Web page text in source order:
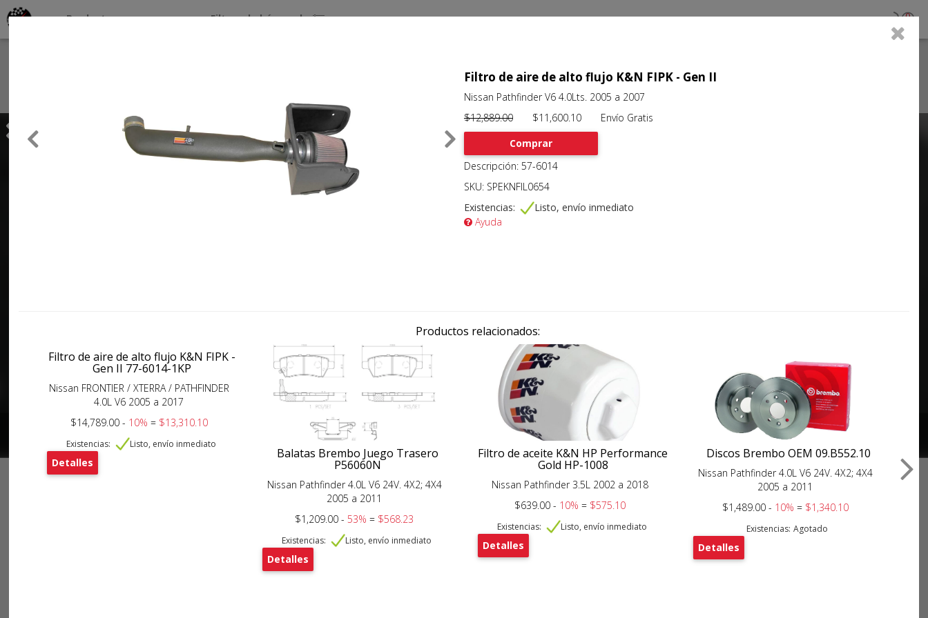
Clients
Productos por marcas Filtros de búsqueda 0
Previous
Filtro de aire de alto flujo K&N FIPK - Gen II
Nissan Pathfinder V6 4.0Lts. 2005 a 2007
$12,889.00$11,600.10 Envío Gratis
Comprar
Descripción: 57-6014
SKU: SPEKNFIL0654
Existencias:
Listo, envío inmediato
Ayuda
Productos relacionados:
Filtro de aire de alto flujo K&N FIPK -
Gen II 77-6014-1KP
Nissan FRONTIER / XTERRA / PATHFINDER
4.0L V6 2005 a 2017
$14,789.00 - 10% = $13,310.10
Existencias: Listo, envío inmediato
Detalles
Balatas Brembo Juego Trasero
P56060N
Nissan Pathfinder 4.0L V6 24V. 4X2; 4X4
2005 a 2011
$1,209.00 -53%= $568.23
Existencias: Listo, envío inmediato
Detalles
Filtro de aceite K&N HP Performance
Gold HP-1008
Nissan Pathfinder 3.5L 2002 a 2018
$639.00 - 10% = $575.10
Existencias: Listo, envío inmediato
Detalles
Discos Brembo OEM 09.B552.10
Nissan Pathfinder 4.0L V6 24V. 4X2; 4X4
2005 a 2011
$1,489.00 - 10% = $1,340.10
Existencias: Agotado
Detalles